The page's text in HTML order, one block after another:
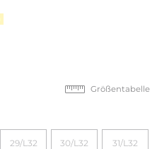
Größentabelle
29/L32 30/L32 31/L32